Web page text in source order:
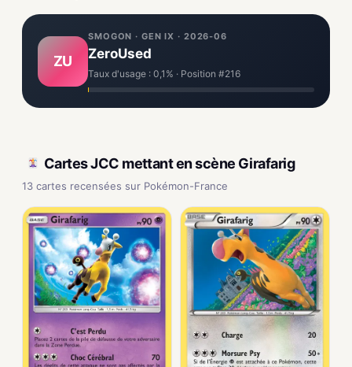
ZU
SMOGON · GEN IX · 2026-06
ZeroUsed
Taux d'usage : 0,1% · Position #216
Cartes JCC mettant en scène Girafarig
13 cartes recensées sur Pokémon-France